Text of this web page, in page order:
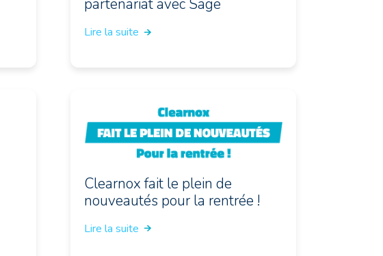
partenariat avec Sage
Lire la suite
Clearnox fait le plein de
nouveautés pour la rentrée !
Lire la suite